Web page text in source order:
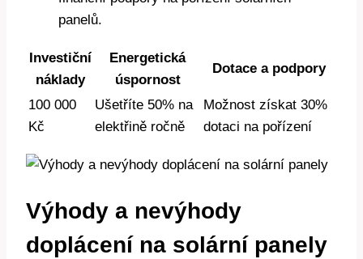
panelů.
Investiční
náklady
Energetická
úspornost
Dotace a podpory
100 000
Kč
Ušetříte 50% na
elektřině ročně
Možnost získat 30%
dotaci na pořízení
Výhody a nevýhody
doplácení na solární panely